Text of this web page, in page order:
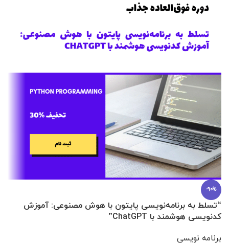
-90%
“تسلط به برنامه‌نویسی پایتون با هوش مصنوعی: آموزش
کدنویسی هوشمند با ChatGPT”
برنامه نویسی